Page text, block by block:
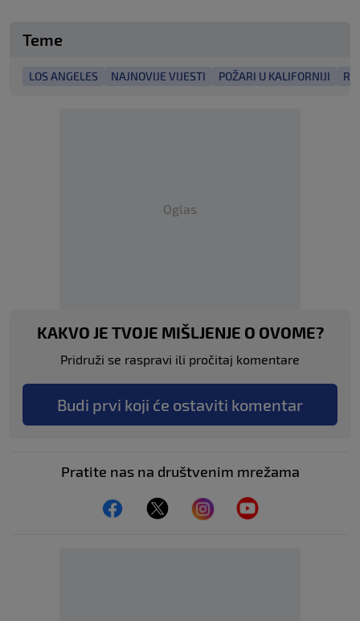
Teme
LOS ANGELES NAJNOVIJE VIJESTI POŽARI U KALIFORNIJI
Oglas
KAKVO JE TVOJE MIŠLJENJE O OVOME?
Pridruži se raspravi ili pročitaj komentare
Budi prvi koji će ostaviti komentar
Pratite nas na društvenim mrežama